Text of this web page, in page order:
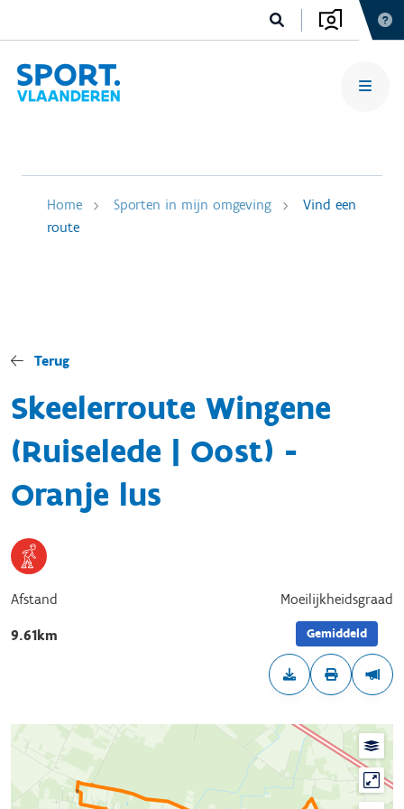
Home Sporten in mijn omgeving
Vind een
route
Terug
Skeelerroute Wingene
(Ruiselede | Oost) -
Oranje lus
Afstand
9.61km
Moeilijkheidsgraad
Gemiddeld